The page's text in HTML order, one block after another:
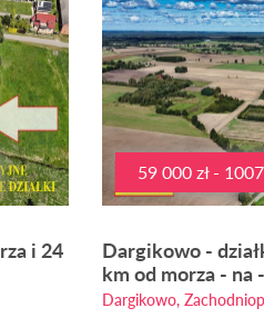
i 24
59 000 zł -
Dargikowo -
km od morza - na
Dargikowo,